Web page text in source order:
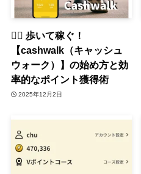
🚶‍♀️ 歩いて稼ぐ！
【cashwalk（キャッシュ
ウォーク）】の始め方と効
率的なポイント獲得術
2025年12月2日